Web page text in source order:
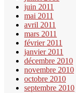
juin 2011
mai 2011
avril 2011
mars 2011
février 2011
janvier 2011
décembre 2010
novembre 2010
octobre 2010
septembre 2010